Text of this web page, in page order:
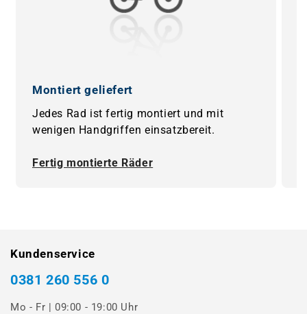
Montiert geliefert
Jedes Rad ist fertig montiert und mit
wenigen Handgriffen einsatzbereit.
Fertig montierte Räder
Kundenservice
0381 260 556 0
Mo - Fr | 09:00 - 19:00 Uhr